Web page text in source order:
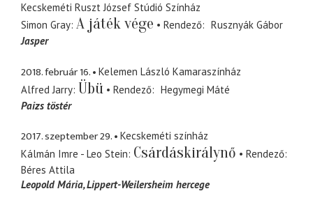
Kecskeméti Ruszt József Stúdió Színház
Simon Gray A játék vége Rendező
Rusznyák Gábor
Jasper
2018. február 16.
Kelemen László Kamaraszínház
Alfred Jarry Übü Rendező
Hegymegi Máté
Paizs töstér
2017. szeptember 29.
Kecskeméti színház
Kálmán Imre - Leo Stein Csárdáskirálynő
Rendező
Béres Attila
Leopold Mária Lippert-Weilersheim hercege